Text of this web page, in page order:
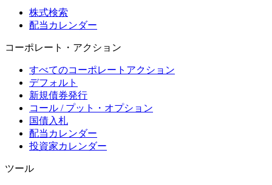
株式検索
配当カレンダー
コーポレート・アクション
すべてのコーポレートアクション
デフォルト
新規債券発行
コール / プット・オプション
国債入札
配当カレンダー
投資家カレンダー
ツール